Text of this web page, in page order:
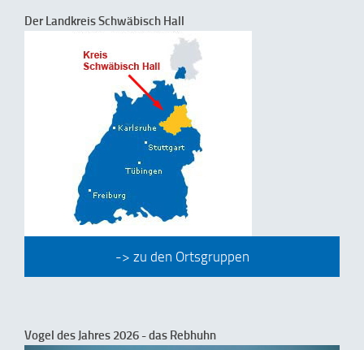
Der Landkreis Schwäbisch Hall
-> zu den Ortsgruppen
Vogel des Jahres 2026 - das Rebhuhn